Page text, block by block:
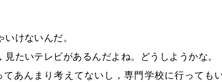
けないんだ。
たいテレビがあるんだよね。どうしようかな。
あんまり考えてないし，専門学校に行っても